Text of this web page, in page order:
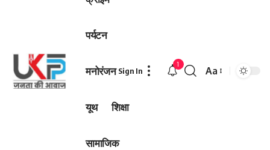
पर्यटन
मनोरंजन
यूथ शिक्षा
सामाजिक
Sign In
1
Font
Aa